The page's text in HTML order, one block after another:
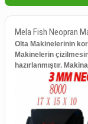
Mela Fish Neopran
Olta Makinelerinin
Makinelerin
hazırlanmıştır.